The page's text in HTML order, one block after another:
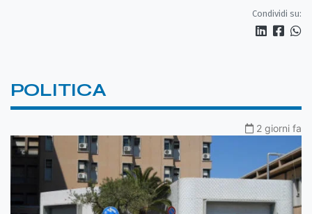
Condividi su:
POLITICA
2 giorni fa